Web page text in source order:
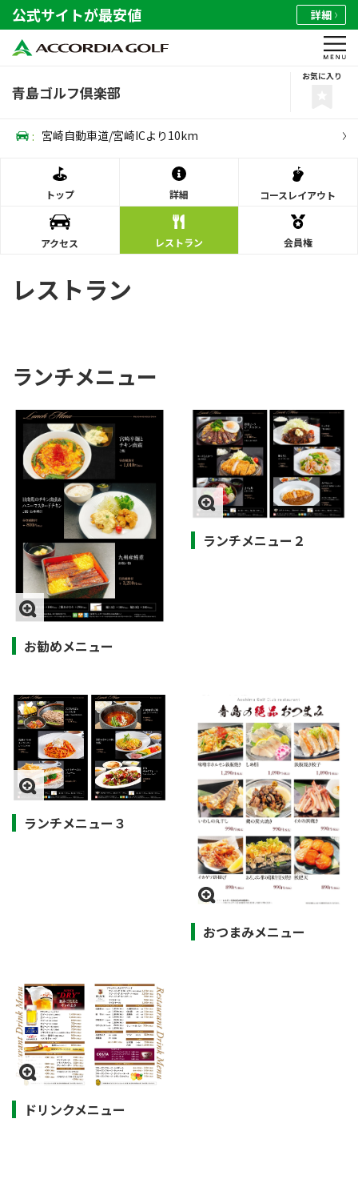
公式サイトが最安値 詳細
青島ゴルフ倶楽部
お気に入り
: 宮崎自動車道/宮崎ICより10km
トップ 詳細 コースレイアウト
アクセス レストラン 会員権
レストラン
ランチメニュー
お勧めメニュー
ランチメニュー２
ランチメニュー３
おつまみメニュー
ドリンクメニュー